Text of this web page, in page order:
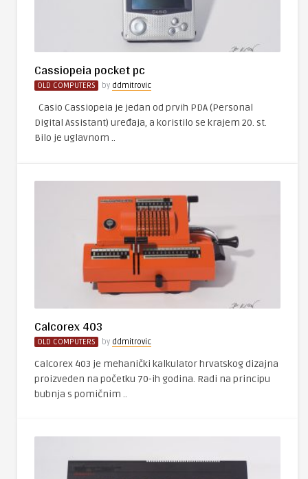
Cassiopeia pocket pc
OLD COMPUTERS by ddmitrovic
Casio Cassiopeia je jedan od prvih PDA (Personal
Digital Assistant) uređaja, a koristilo se krajem 20. st.
Bilo je uglavnom ..
Calcorex 403
OLD COMPUTERS by ddmitrovic
Calcorex 403 je mehanički kalkulator hrvatskog dizajna
proizveden na početku 70-ih godina. Radi na principu
bubnja s pomičnim ..